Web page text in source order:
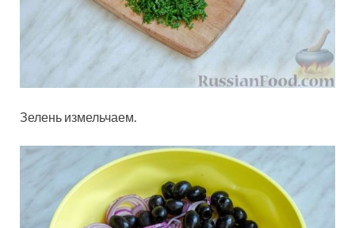
Зелень измельчаем.